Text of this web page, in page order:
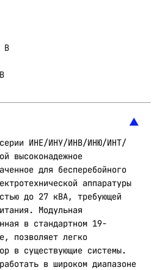
В
ИНЕ/ИНУ/ИНВ/ИНЮ/ИНТ/
высоконадежное
для бесперебойного
аппаратуры
до 27 кВА, требующей
Модульная
в стандартном 19-
позволяет легко
в существующие системы.
в широком диапазоне